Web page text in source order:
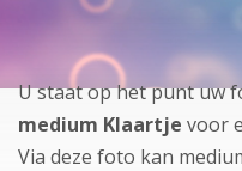
U staat op het punt uw
medium Klaartje voor
Via deze foto kan